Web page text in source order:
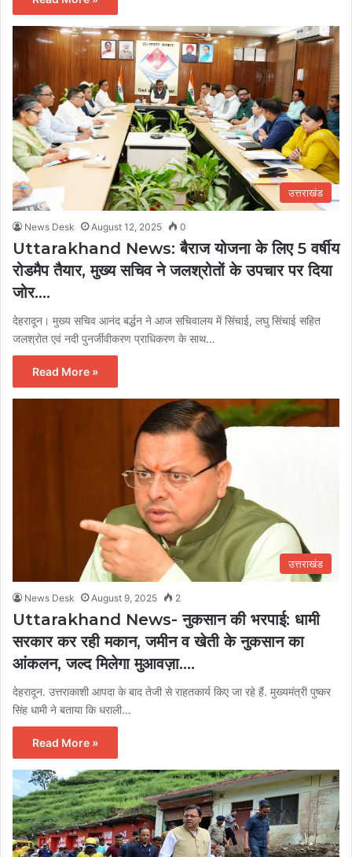
उत्तराखंड
News Desk August 12, 2025 0
Uttarakhand News: बैराज योजना के लिए 5 वर्षीय
रोडमैप तैयार, मुख्य सचिव ने जलश्रोतों के उपचार पर दिया
जोर….
देहरादून। मुख्य सचिव आनंद बर्द्धन ने आज सचिवालय में सिंचाई, लघु सिंचाई सहित
जलश्रोत एवं नदी पुनर्जीवीकरण प्राधिकरण के साथ…
Read More »
उत्तराखंड
News Desk August 9, 2025 2
Uttarakhand News- नुकसान की भरपाई: धामी
सरकार कर रही मकान, जमीन व खेती के नुकसान का
आंकलन, जल्द मिलेगा मुआवज़ा….
देहरादून. उत्तराकाशी आपदा के बाद तेजी से राहतकार्य किए जा रहे हैं. मुख्यमंत्री पुष्कर
सिंह धामी ने बताया कि धराली…
Read More »